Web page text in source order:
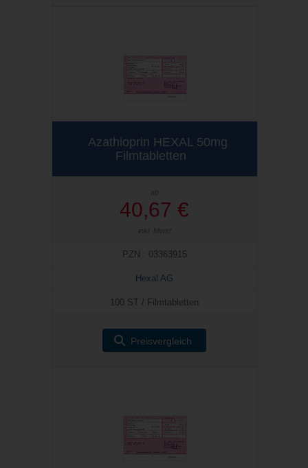
Azathioprin HEXAL 50mg
Filmtabletten
ab
40,67 €
inkl. Mwst
PZN : 03363915
Hexal AG
100 ST / Filmtabletten
Preisvergleich